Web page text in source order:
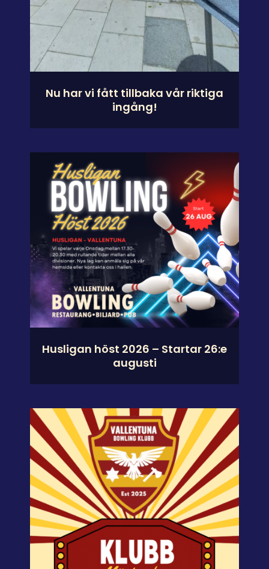
Nu har vi fått tillbaka vår riktiga
ingång!
Husligan höst 2026 – Startar 26:e
augusti